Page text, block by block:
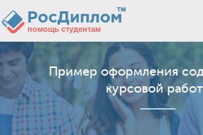
Пример оформления
курсовой